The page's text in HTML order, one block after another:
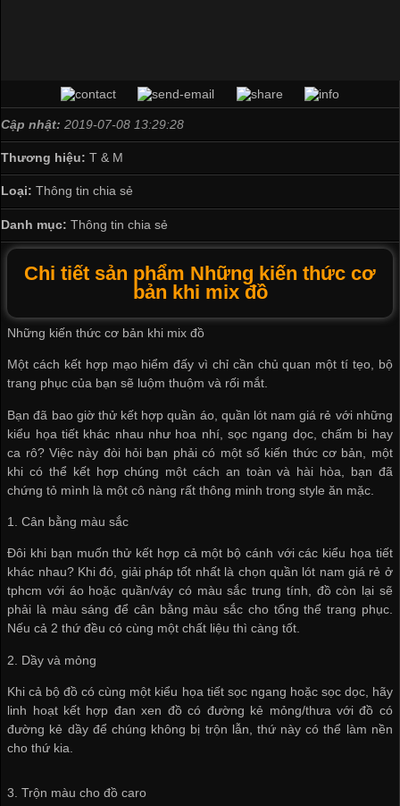
Cập nhật: 2019-07-08 13:29:28
Thương hiệu: T & M
Loại: Thông tin chia sẻ
Danh mục: Thông tin chia sẻ
Chi tiết sản phẩm Những kiến thức cơ
bản khi mix đồ
Những kiến thức cơ bản khi mix đồ
Một cách kết hợp mạo hiểm đấy vì chỉ cần chủ quan một tí tẹo, bộ
trang phục của bạn sẽ luộm thuộm và rối mắt.
Bạn đã bao giờ thử kết hợp quần áo, quần lót nam giá rẻ với những
kiểu họa tiết khác nhau như hoa nhí, sọc ngang dọc, chấm bi hay
ca rô? Việc này đòi hỏi bạn phải có một số kiến thức cơ bản, một
khi có thể kết hợp chúng một cách an toàn và hài hòa, bạn đã
chứng tỏ mình là một cô nàng rất thông minh trong style ăn mặc.
1. Cân bằng màu sắc
Đôi khi bạn muốn thử kết hợp cả một bộ cánh với các kiểu họa tiết
khác nhau? Khi đó, giải pháp tốt nhất là chọn quần lót nam giá rẻ ở
tphcm với áo hoặc quần/váy có màu sắc trung tính, đồ còn lại sẽ
phải là màu sáng để cân bằng màu sắc cho tổng thể trang phục.
Nếu cả 2 thứ đều có cùng một chất liệu thì càng tốt.
2. Dầy và mỏng
Khi cả bộ đồ có cùng một kiểu họa tiết sọc ngang hoặc sọc dọc, hãy
linh hoạt kết hợp đan xen đồ có đường kẻ mỏng/thưa với đồ có
đường kẻ dầy để chúng không bị trộn lẫn, thứ này có thể làm nền
cho thứ kia.
3. Trộn màu cho đồ caro